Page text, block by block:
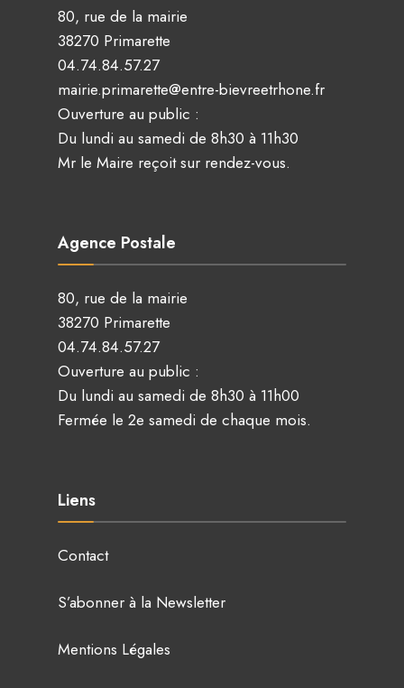
80, rue de la mairie
38270 Primarette
04.74.84.57.27
mairie.primarette@entre-bievreetrhone.fr
Ouverture au public :
Du lundi au samedi de 8h30 à 11h30
Mr le Maire reçoit sur rendez-vous.
Agence Postale
80, rue de la mairie
38270 Primarette
04.74.84.57.27
Ouverture au public :
Du lundi au samedi de 8h30 à 11h00
Fermée le 2e samedi de chaque mois.
Liens
Contact
S’abonner à la Newsletter
Mentions Légales